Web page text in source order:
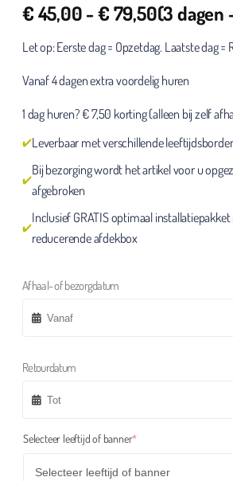
€45,00-€79,50(3 dagen
Let op: Eerste dag = Opzetdag. Laatste dag =
Vanaf 4 dagen extra voordelig huren
1 dag huren? € 7,50 korting (alleen bij zelf
Leverbaar met verschillende
Bij bezorging wordt het artikel voor u
afgebroken
Inclusief GRATIS optimaal
reducerende afdekbox
Afhaal- of bezorgdatum
Retourdatum
Selecteer leeftijd of banner*(required)